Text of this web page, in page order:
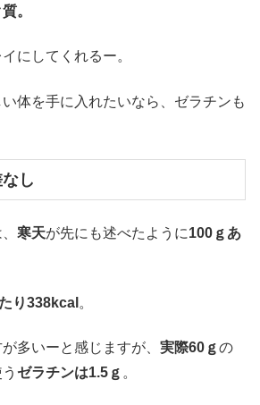
。
にしてくれるー。
体を手に入れたいなら、ゼラチンも
し
寒天が先にも述べたように100ｇあ
り338kcal 。
多いーと感じますが、 実際60ｇの
ゼラチンは1.5ｇ 。